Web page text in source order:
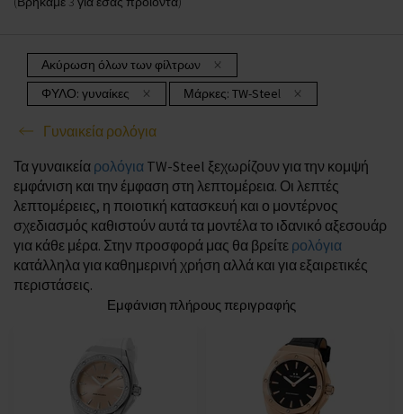
Ακύρωση όλων των φίλτρων
ΦΥΛΟ: γυναίκες Μάρκες: TW-Steel
Γυναικεία ρολόγια
Τα γυναικεία ρολόγια TW-Steel ξεχωρίζουν για την κομψή
εμφάνιση και την έμφαση στη λεπτομέρεια. Οι λεπτές
λεπτομέρειες, η ποιοτική κατασκευή και ο μοντέρνος
σχεδιασμός καθιστούν αυτά τα μοντέλα το ιδανικό αξεσουάρ
για κάθε μέρα. Στην προσφορά μας θα βρείτε ρολόγια
κατάλληλα για καθημερινή χρήση αλλά και για εξαιρετικές
περιστάσεις.
Εμφάνιση πλήρους περιγραφής